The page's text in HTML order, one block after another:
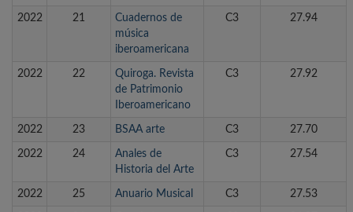
2022 21
Cuadernos de
música
iberoamericana
C3 27.94
2022 22
Quiroga. Revista
de Patrimonio
Iberoamericano
C3 27.92
2022 23 BSAA arte C3 27.70
2022 24
Anales de
Historia del Arte
C3 27.54
2022 25 Anuario Musical C3 27.53